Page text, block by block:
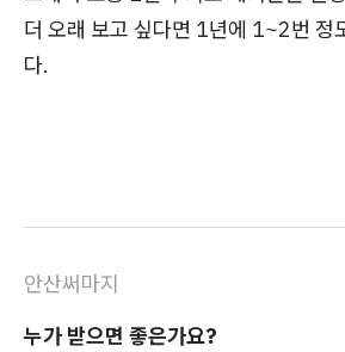
더 오래 보고 싶다면 1년에 1~2번 정
다.
안산써마지
누가 받으면 좋은가요?